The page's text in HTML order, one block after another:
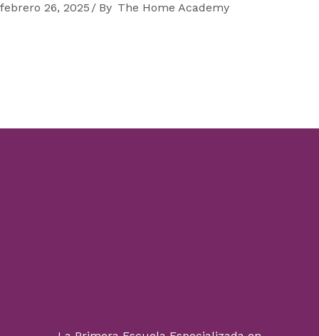
febrero 26, 2025 By The Home Academy